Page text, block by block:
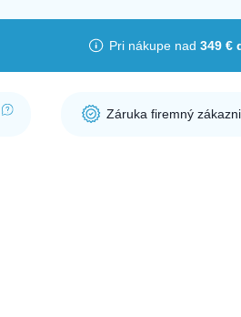
Pri nákupe nad 349 €
Záruka firemný